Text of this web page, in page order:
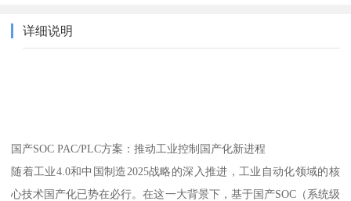
详细说明
国产SOC PAC/PLC方案：推动工业控制国产化新进程
随着工业4.0和中国制造2025战略的深入推进，工业自动化领域的核
心技术国产化已势在必行。在这一大背景下，基于国产SOC（系统级